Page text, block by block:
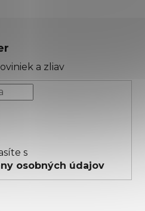
a zliav
s
osobných údajov